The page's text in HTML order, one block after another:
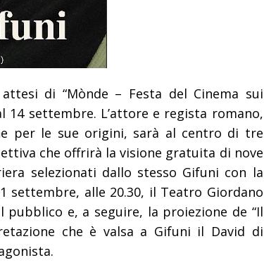
di “Mònde – Festa del Cinema sui
14 settembre. L’attore e regista romano,
per le sue origini, sarà al centro di tre
che offrirà la visione gratuita di nove
selezionati dallo stesso Gifuni con la
settembre, alle 20.30, il Teatro Giordano
e, a seguire, la proiezione de “Il
che è valsa a Gifuni il David di